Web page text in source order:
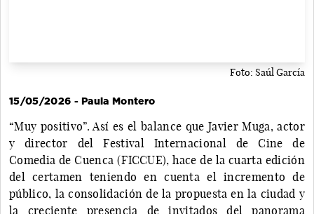
Foto: Saúl García
15/05/2026 - Paula Montero
“Muy positivo”. Así es el balance que Javier Muga, actor
y director del Festival Internacional de Cine de
Comedia de Cuenca (FICCUE), hace de la cuarta edición
del certamen teniendo en cuenta el incremento de
público, la consolidación de la propuesta en la ciudad y
la creciente presencia de invitados del panorama